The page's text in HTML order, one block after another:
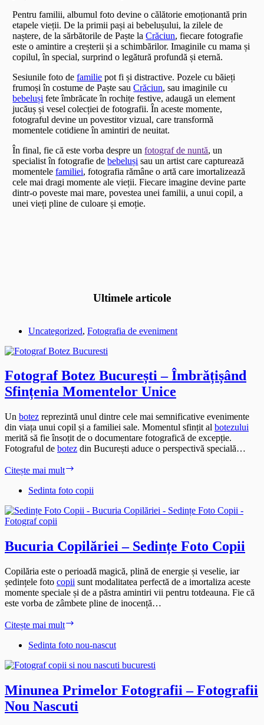
Pentru familii, albumul foto devine o călătorie emoționantă prin
etapele vieții. De la primii pași ai bebelușului, la zilele de
naștere, de la sărbătorile de Paște laCrăciun, fiecare fotografie
este o amintire a creșterii și a schimbărilor. Imaginile cu mama și
copilul, în special, surprind o legătură profundă și eternă.
Sesiunile foto defamilie pot fi și distractive. Pozele cu băieți
frumoși în costume de Paște sauCrăciun, sau imaginile cu
bebeluși fete îmbrăcate în rochițe festive, adaugă un element
jucăuș și vesel colecției de fotografii. În aceste momente,
fotograful devine un povestitor vizual, care transformă
momentele cotidiene în amintiri de neuitat.
În final, fie că este vorba despre unfotograf de nuntă, un
specialist în fotografie debebeluși sau un artist care capturează
momentelefamiliei, fotografia rămâne o artă care imortalizează
cele mai dragi momente ale vieții. Fiecare imagine devine parte
dintr-o poveste mai mare, povestea unei familii, a unui copil, a
unei vieți pline de culoare și emoție.
Ultimele articole
Uncategorized, Fotografia de eveniment
Fotograf Botez București – Îmbrățișând
Sfințenia Momentelor Unice
Un botez reprezintă unul dintre cele mai semnificative evenimente
din viața unui copil și a familiei sale. Momentul sfințit al botezului
merită să fie însoțit de o documentare fotografică de excepție.
Fotograful de botez din București aduce o perspectivă specială…
Citește mai mult
București
Îmbrățișând
Unice
Sedinta foto copii
Bucuria Copilăriei – Sedințe Foto Copii
Copilăria este o perioadă magică, plină de energie și veselie, iar
ședințele foto copii sunt modalitatea perfectă de a imortaliza aceste
momente speciale și de a păstra amintiri vii pentru totdeauna. Fie că
este vorba de zâmbete pline de inocență…
Citește mai mult
–
Foto
Sedinta foto nou-nascut
Minunea Primelor Fotografii – Fotografii
Nou Nascuti